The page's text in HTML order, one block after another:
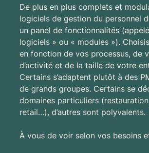
De plus en plus complets et
logiciels de gestion du personnel
un panel de fonctionnalités
logiciels » ou « modules »).
en fonction de vos processus, de
d’activité et de la taille de votre
Certains s’adaptent plutôt à des
de grands groupes. Certains se
domaines particuliers
retail…), d’autres sont polyvalents.
À vous de voir selon vos besoins